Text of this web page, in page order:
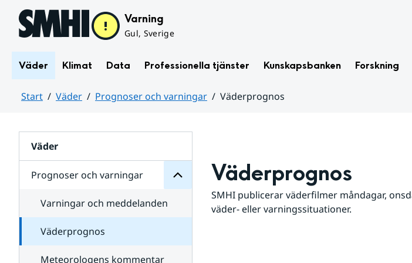
Hoppa till sidans innehåll Varning
Gul, Sverige
Väder Klimat Data Professionella tjänster Kunskapsbanken Forskning
Start Väder Prognoser och varningar
Väderprognos
Väder
Prognoser och varningar
för
varningar
Varningar och meddelanden
Väderprognos
Meteorologens kommentar
Väderprognos
SMHI publicerar väderfilmer måndagar,
väder- eller varningssituationer.